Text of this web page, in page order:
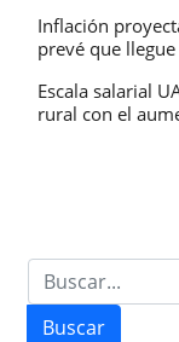
Inflación
prevé que
Escala salarial
rural con el
Buscar